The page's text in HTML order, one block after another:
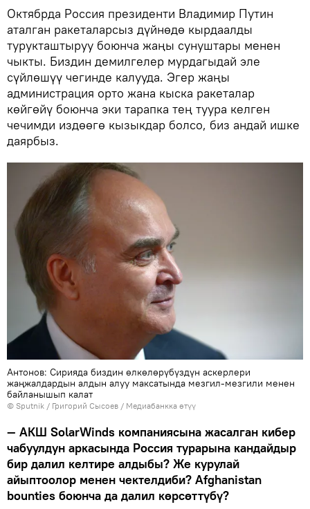
Октябрда Россия президенти Владимир Путин
аталган ракеталарсыз дүйнөдө кырдаалды
турукташтыруу боюнча жаңы сунуштары менен
чыкты. Биздин демилгелер мурдагыдай эле
сүйлөшүү чегинде калууда. Эгер жаңы
администрация орто жана кыска ракеталар
көйгөйү боюнча эки тарапка тең туура келген
чечимди издөөгө кызыкдар болсо, биз андай ишке
даярбыз.
Антонов: Сирияда биздин өлкөлөрүбүздүн аскерлери
жаңжалдардын алдын алуу максатында мезгил-мезгили менен
байланышып калат
© Sputnik / Григорий Сысоев / Медиабанкка өтүү
— АКШ SolarWinds компаниясына жасалган кибер
чабуулдун аркасында Россия турарына кандайдыр
бир далил келтире алдыбы? Же курулай
айыптоолор менен чектелдиби? Afghanistan
bounties боюнча да далил көрсөттүбү?